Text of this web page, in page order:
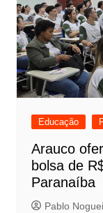
Educação
Arauco
bolsa de
Paranaíba
Pablo